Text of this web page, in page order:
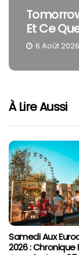
Et Ce
6 Août 2026
À Lire Aussi
Samedi Aux
2026 : Chronique